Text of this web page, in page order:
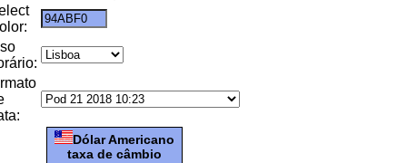
Dólar Americano
taxa de câmbio